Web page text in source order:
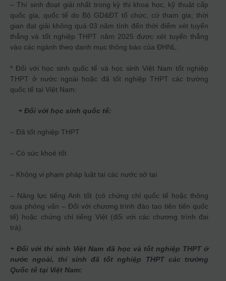
– Thí sinh đoạt giải nhất trong kỳ thi khoa học, kỹ thuật cấp
quốc gia, quốc tế do Bộ GD&ĐT tổ chức, cử tham gia; thời
gian đạt giải không quá 03 năm tính đến thời điểm xét tuyển
thẳng và tốt nghiệp THPT năm 2025 được xét tuyển thẳng
vào các ngành theo danh mục thông báo của ĐHNL.
* Đối với học sinh quốc tế và học sinh Việt Nam tốt nghiệp
THPT ở nước ngoài hoặc đã tốt nghiệp THPT các trường
quốc tế tại Việt Nam:
+ Đối với học sinh quốc tế:
– Đã tốt nghiệp THPT
– Có sức khoẻ tốt
– Không vi phạm pháp luật tại các nước sở tại
– Năng lực tiếng Anh tốt (có chứng chỉ quốc tế hoặc thông
qua phỏng vấn – Đối với chương trình đào tạo tiên tiến quốc
tế) hoặc chứng chỉ tiếng Việt (đối với các chương trình đại
trà).
+ Đối với thí sinh Việt Nam đã học và tốt nghiệp THPT ở
nước ngoài, thí sinh đã tốt nghiệp THPT các trường
Quốc tế tại Việt Nam: